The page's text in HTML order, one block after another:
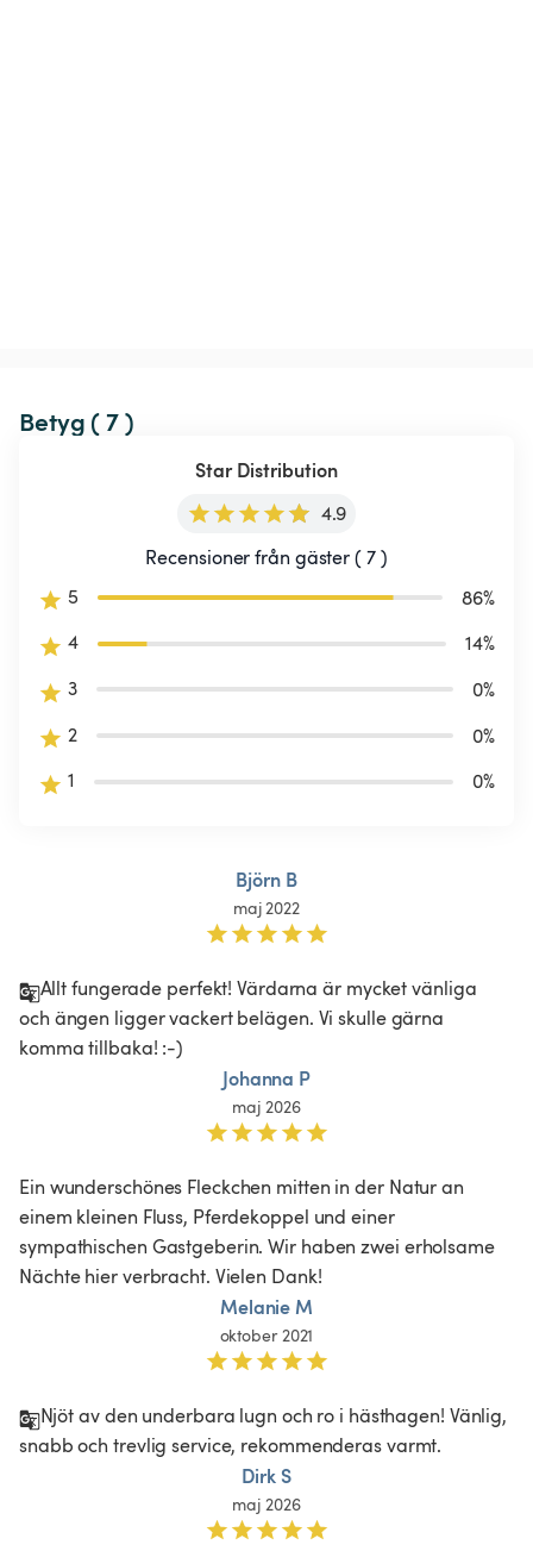
Betyg ( 7 )
Star Distribution
4.9
Recensioner från gäster ( 7 )
5
86%
4
14%
3
0%
2
0%
1
0%
Björn B
maj 2022
Allt fungerade perfekt! Värdarna är mycket vänliga
och ängen ligger vackert belägen. Vi skulle gärna
komma tillbaka! :-)
Johanna P
maj 2026
Ein wunderschönes Fleckchen mitten in der Natur an
einem kleinen Fluss, Pferdekoppel und einer
sympathischen Gastgeberin. Wir haben zwei erholsame
Nächte hier verbracht. Vielen Dank!
Melanie M
oktober 2021
Njöt av den underbara lugn och ro i hästhagen! Vänlig,
snabb och trevlig service, rekommenderas varmt.
Dirk S
maj 2026